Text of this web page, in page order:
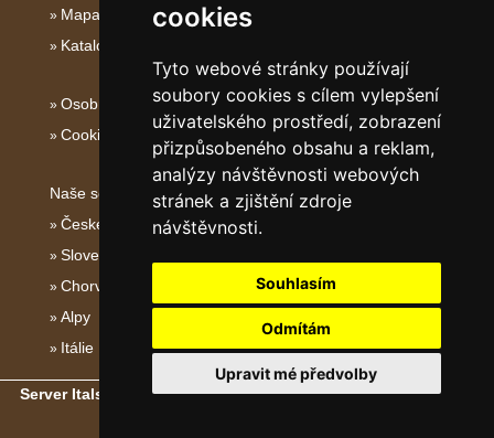
cookies
Tyto webové stránky používají
soubory cookies s cílem vylepšení
uživatelského prostředí, zobrazení
přizpůsobeného obsahu a reklam,
analýzy návštěvnosti webových
stránek a zjištění zdroje
návštěvnosti.
Souhlasím
Odmítám
Upravit mé předvolby
Mapa serveru Italské Ostrovy
Katalog ubytování
Osobní údaje
Cookies
Naše servery:
České hory
Slovenské hory
Chorvatsko
Alpy
Itálie
Server Italské hory, ostrovy a pobřeží- Copyright © 2011-2026